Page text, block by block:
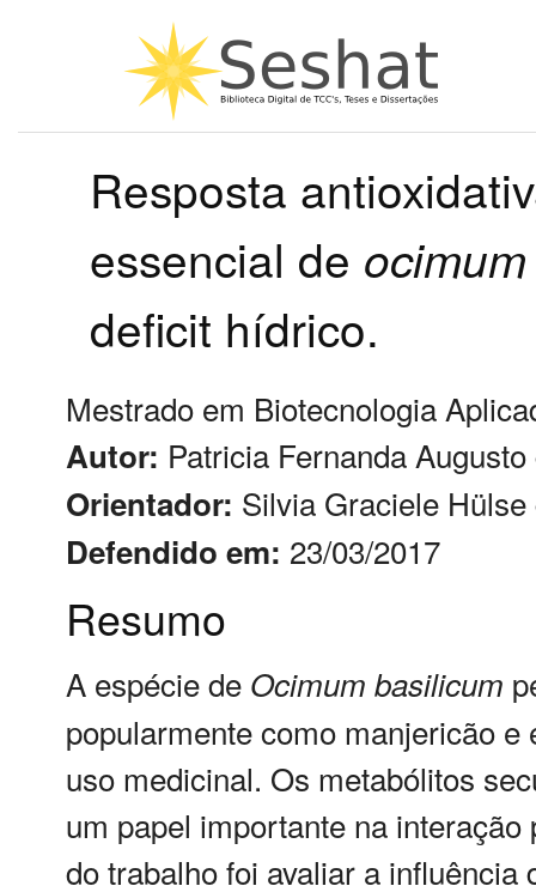
Resposta
essencial de ocimum
deficit hídrico.
Mestrado em Biotecnologia
Autor: Patricia Fernanda
Orientador: Silvia Graciele
Defendido em: 23/03/2017
Resumo
A espécie de Ocimum basilicum
popularmente como manjericão
uso medicinal. Os metabólitos
um papel importante na
do trabalho foi avaliar a